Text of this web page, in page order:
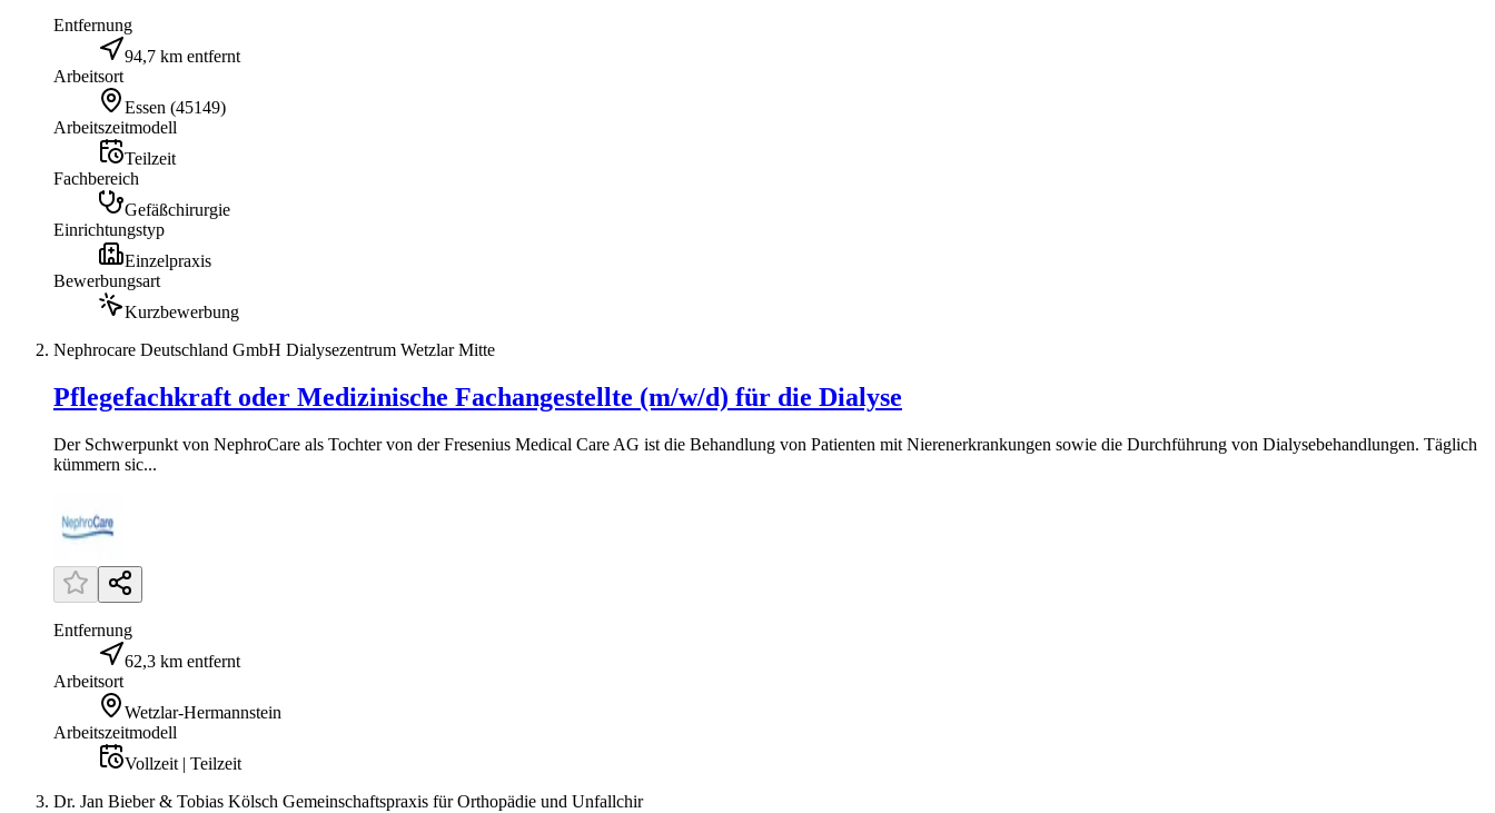
Entfernung
94,7 km entfernt
Arbeitsort
Essen (45149)
Arbeitszeitmodell
Teilzeit
Fachbereich
Gefäßchirurgie
Einrichtungstyp
Einzelpraxis
Bewerbungsart
Kurzbewerbung
Nephrocare Deutschland GmbH Dialysezentrum Wetzlar Mitte
Pflegefachkraft oder Medizinische Fachangestellte (m/w/d) für die Dialyse
Der Schwerpunkt von NephroCare als Tochter von der Fresenius Medical Care AG ist die Behandlung von Patienten mit Nierenerkrankungen sowie die Durchführung von Dialysebehandlungen. Täglich
kümmern sic...
Entfernung
62,3 km entfernt
Arbeitsort
Wetzlar-Hermannstein
Arbeitszeitmodell
Vollzeit | Teilzeit
Dr. Jan Bieber & Tobias Kölsch Gemeinschaftspraxis für Orthopädie und Unfallchir